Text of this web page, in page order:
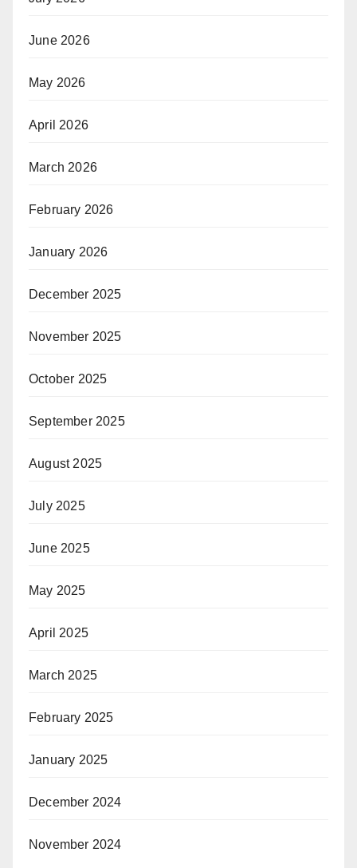
June 2026
May 2026
April 2026
March 2026
February 2026
January 2026
December 2025
November 2025
October 2025
September 2025
August 2025
July 2025
June 2025
May 2025
April 2025
March 2025
February 2025
January 2025
December 2024
November 2024